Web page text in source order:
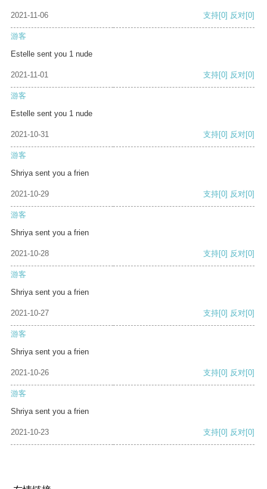
2021-11-06 支持[0] 反对[0]
游客
Estelle sent you 1 nude
2021-11-01 支持[0] 反对[0]
游客
Estelle sent you 1 nude
2021-10-31 支持[0] 反对[0]
游客
Shriya sent you a frien
2021-10-29 支持[0] 反对[0]
游客
Shriya sent you a frien
2021-10-28 支持[0] 反对[0]
游客
Shriya sent you a frien
2021-10-27 支持[0] 反对[0]
游客
Shriya sent you a frien
2021-10-26 支持[0] 反对[0]
游客
Shriya sent you a frien
2021-10-23 支持[0] 反对[0]